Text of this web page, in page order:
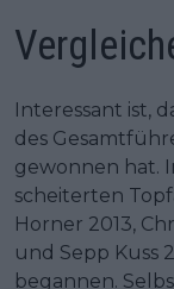
Interessant ist,
des
gewonnen hat.
scheiterten
Horner 2013,
und Sepp Kuss
begannen.